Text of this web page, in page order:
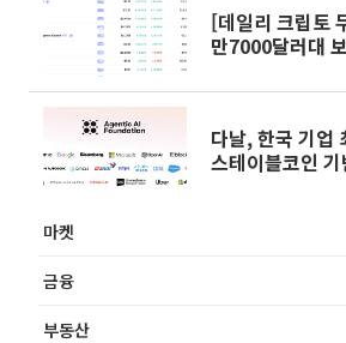
[데일리 크립토
만7000달러대
다날, 한국 기업
스테이블코인
마켓
금융
부동산